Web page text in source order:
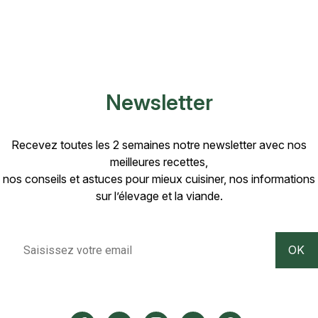
Newsletter
Recevez toutes les 2 semaines notre newsletter avec nos
meilleures recettes,
nos conseils et astuces pour mieux cuisiner, nos informations
sur l’élevage et la viande.